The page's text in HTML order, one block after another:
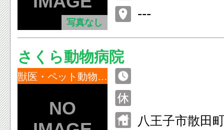
写真なし
---
さくら動物病院
獣医・ペット動物病院
八王子市散